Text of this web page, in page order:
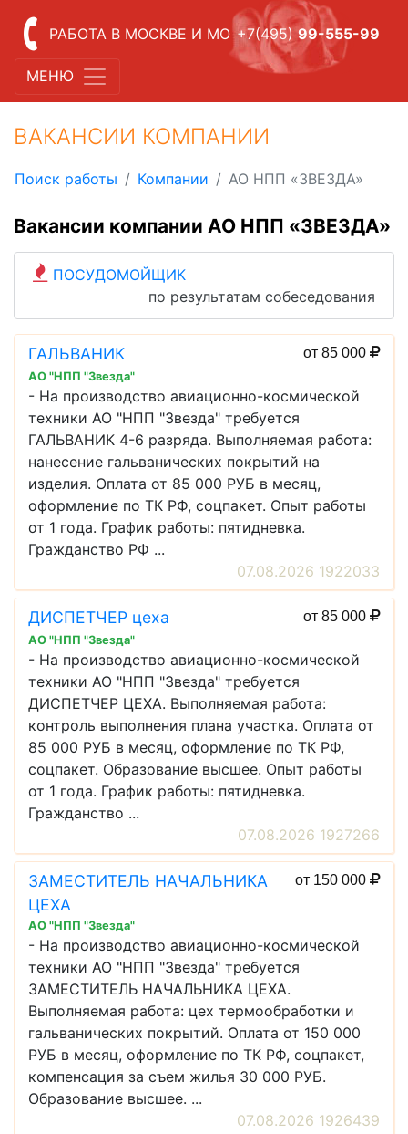
РАБОТА В МОСКВЕ И МО +7(495) 99-555-99
МЕНЮ
ВАКАНСИИ КОМПАНИИ
Поиск работы Компании АО НПП «ЗВЕЗДА»
Вакансии компании АО НПП «ЗВЕЗДА»
ПОСУДОМОЙЩИК
по результатам собеседования
ГАЛЬВАНИК от 85 000
АО "НПП "Звезда"
- На производство авиационно-космической
техники АО "НПП "Звезда" требуется
ГАЛЬВАНИК 4-6 разряда. Выполняемая работа:
нанесение гальванических покрытий на
изделия. Оплата от 85 000 РУБ в месяц,
оформление по ТК РФ, соцпакет. Опыт работы
от 1 года. График работы: пятидневка.
Гражданство РФ ...
07.08.2026 1922033
ДИСПЕТЧЕР цеха от 85 000
АО "НПП "Звезда"
- На производство авиационно-космической
техники АО "НПП "Звезда" требуется
ДИСПЕТЧЕР ЦЕХА. Выполняемая работа:
контроль выполнения плана участка. Оплата от
85 000 РУБ в месяц, оформление по ТК РФ,
соцпакет. Образование высшее. Опыт работы
от 1 года. График работы: пятидневка.
Гражданство ...
07.08.2026 1927266
ЗАМЕСТИТЕЛЬ НАЧАЛЬНИКА
ЦЕХА
от 150 000
АО "НПП "Звезда"
- На производство авиационно-космической
техники АО "НПП "Звезда" требуется
ЗАМЕСТИТЕЛЬ НАЧАЛЬНИКА ЦЕХА.
Выполняемая работа: цех термообработки и
гальванических покрытий. Оплата от 150 000
РУБ в месяц, оформление по ТК РФ, соцпакет,
компенсация за съем жилья 30 000 РУБ.
Образование высшее. ...
07.08.2026 1926439